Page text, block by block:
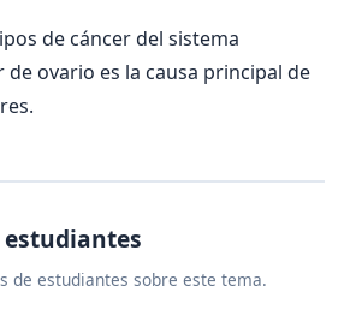
de cáncer del sistema
ovario es la causa principal de
de estudiantes sobre este tema.